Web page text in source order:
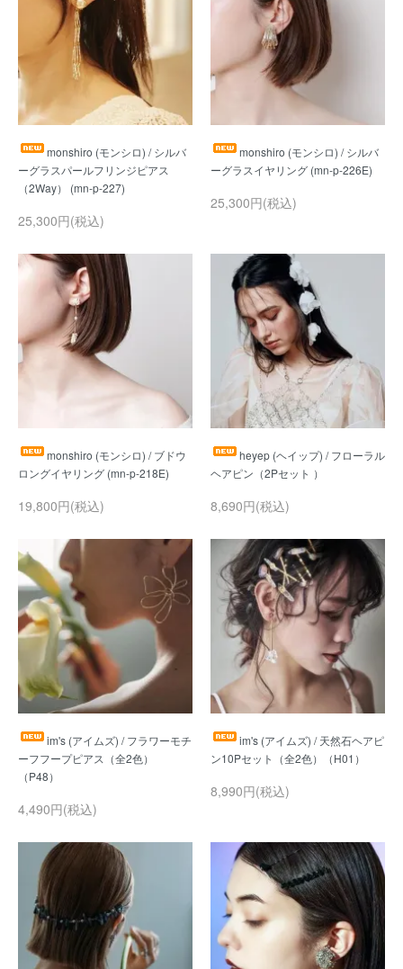
monshiro (モンシロ) / シルバ
ーグラスパールフリンジピアス
25,300円(税込)
monshiro (モンシロ) / シルバ
25,300円(税込)
monshiro (モンシロ) / ブドウ
19,800円(税込)
heyep (ヘイップ) / フローラル
8,690円(税込)
im's (アイムズ) / フラワーモチ
ーフフープピアス（全2色）
4,490円(税込)
im's (アイムズ) / 天然石ヘアピ
8,990円(税込)